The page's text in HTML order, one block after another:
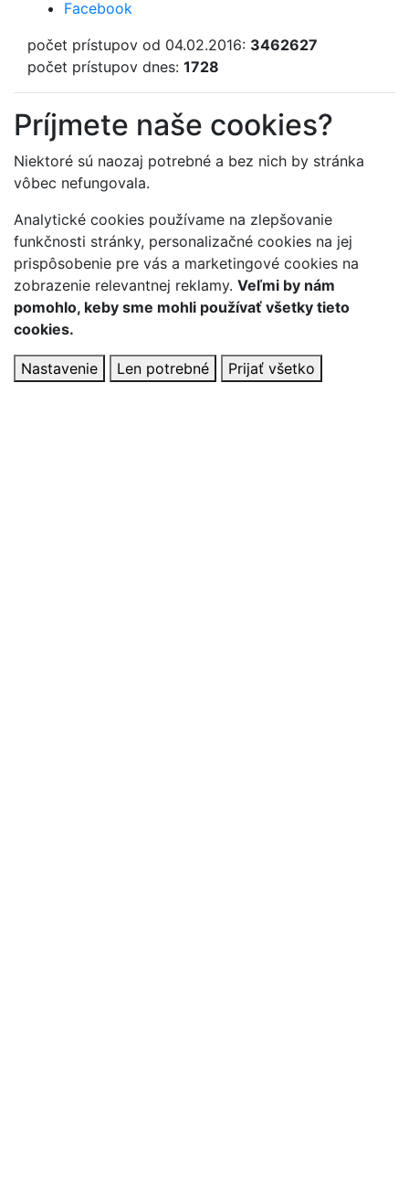
Facebook
počet prístupov od 04.02.2016: 3462627
počet prístupov dnes: 1728
Príjmete naše cookies?
Niektoré sú naozaj potrebné a bez nich by stránka
vôbec nefungovala.
Analytické cookies používame na zlepšovanie
funkčnosti stránky, personalizačné cookies na jej
prispôsobenie pre vás a marketingové cookies na
zobrazenie relevantnej reklamy. Veľmi by nám
pomohlo, keby sme mohli používať všetky tieto
cookies.
Nastavenie Len potrebné Prijať všetko